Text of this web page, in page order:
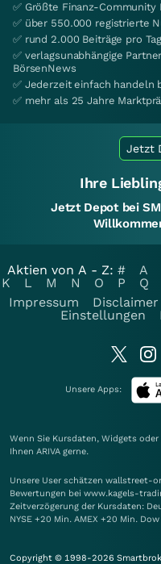
✅ Größte Finanz-Community
✅ über 550.000 registrierte
✅ rund 2.000 Beiträge pro Tag
✅ verlagsunabhängige
BörsenNews
✅ Jederzeit einfach handeln
✅ mehr als 25 Jahre
Jetzt
Ihre
Jetzt Depot bei
Aktien von A - Z: # A
K
L M N O P Q
Impressum
Disclaimer
Einstellungen
Unsere Apps:
Wenn Sie Kursdaten, Widgets
Ihnen ARIVA gerne.
Unsere User schätzen wallstreet-
Bewertungen bei www.kagels-
Zeitverzögerung der Kursdaten:
NYSE +20 Min. AMEX +20 Min.
Copyright © 1998-2026